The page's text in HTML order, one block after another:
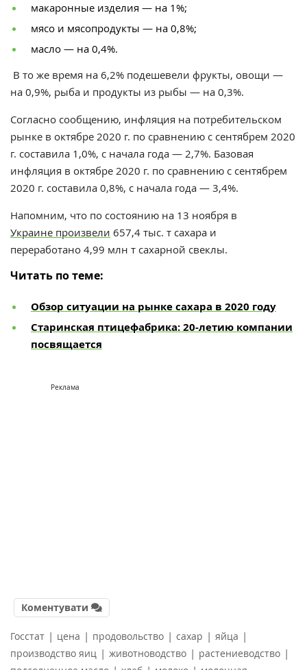
макаронные изделия — на 1%;
мясо и мясопродукты — на 0,8%;
масло — на 0,4%.
В то же время на 6,2% подешевели фрукты, овощи —
на 0,9%, рыба и продукты из рыбы — на 0,3%.
Согласно сообщению, инфляция на потребительском
рынке в октябре 2020 г. по сравнению с сентябрем 2020
г. составила 1,0%, с начала года — 2,7%. Базовая
инфляция в октябре 2020 г. по сравнению с сентябрем
2020 г. составила 0,8%, с начала года — 3,4%.
Напомним, что по состоянию на 13 ноября в
Украине произвели 657,4 тыс. т сахара и
переработано 4,99 млн т сахарной свеклы.
Читать по теме:
Обзор ситуации на рынке сахара в 2020 году
Старинская птицефабрика: 20-летию компании
посвящается
Реклама
Коментувати
Госстат | цена | продовольство | сахар | яйца |
производство яиц | животноводство | растениеводство |